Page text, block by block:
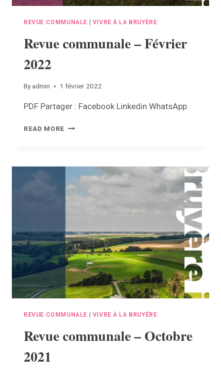
REVUE COMMUNALE | VIVRE À LA BRUYÈRE
Revue communale – Février
2022
By admin 1 février 2022
PDF Partager : Facebook Linkedin WhatsApp
READ MORE REVUE
2022
REVUE COMMUNALE VIVRE À LA BRUYÈRE
Revue communale – Octobre
2021